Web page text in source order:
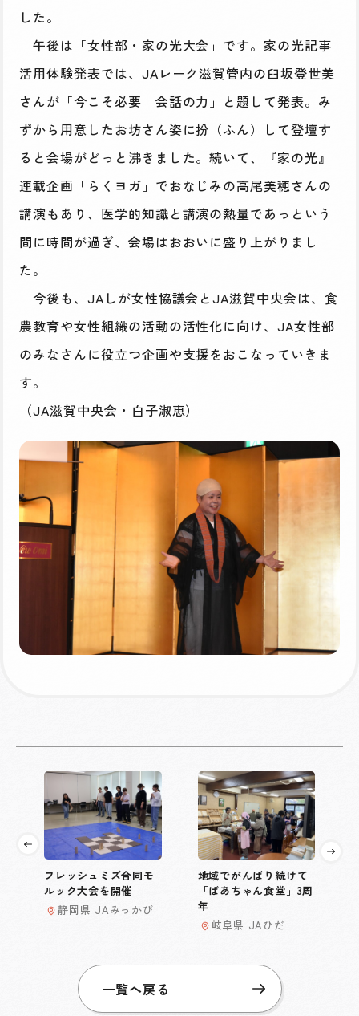
した。
午後は「女性部・家の光大会」です。家の光記事
活用体験発表では、JAレーク滋賀管内の臼坂登世美
さんが「今こそ必要 会話の力」と題して発表。み
ずから用意したお坊さん姿に扮（ふん）して登壇す
ると会場がどっと沸きました。続いて、『家の光』
連載企画「らくヨガ」でおなじみの高尾美穂さんの
講演もあり、医学的知識と講演の熱量であっという
間に時間が過ぎ、会場はおおいに盛り上がりまし
た。
今後も、JAしが女性協議会とJA滋賀中央会は、食
農教育や女性組織の活動の活性化に向け、JA女性部
のみなさんに役立つ企画や支援をおこなっていきま
す。
（JA滋賀中央会・白子淑恵）
フレッシュミズ合同モ
ルック大会を開催
静岡県 JAみっかび
地域でがんばり続けて
「ばあちゃん食堂」3周
年
岐阜県 JAひだ
一覧へ戻る